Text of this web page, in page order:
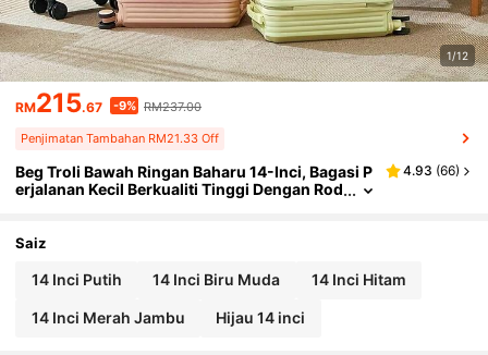
1/12
RM215.67 -9% RM237.00
Penjimatan Tambahan RM21.33 Off
Beg Troli Bawah Ringan Baharu 14-Inci, Bagasi P
erjalanan Kecil Berkualiti Tinggi Dengan Rod
asiti Menanggung Beban Tinggi, Sesuai Untuk P
4.93 (66)
Saiz
14 Inci Putih 14 Inci Biru Muda 14 Inci Hitam
14 Inci Merah Jambu Hijau 14 inci